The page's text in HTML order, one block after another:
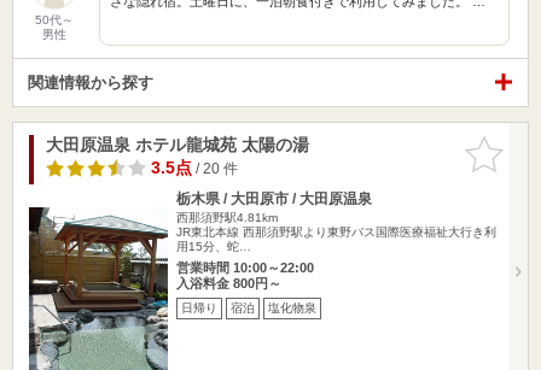
50代～
男性
関連情報から探す
お気に入
りに追加
大田原温泉 ホテル龍城苑 太陽の湯
3.5点/ 20 件
栃木県 / 大田原市 / 大田原温泉
西那須野駅4.81km
JR東北本線 西那須野駅より東野バス国際医療福祉大行き利
用15分、蛇…
営業時間 10:00～22:00
入浴料金 800円～
日帰り 宿泊 塩化物泉